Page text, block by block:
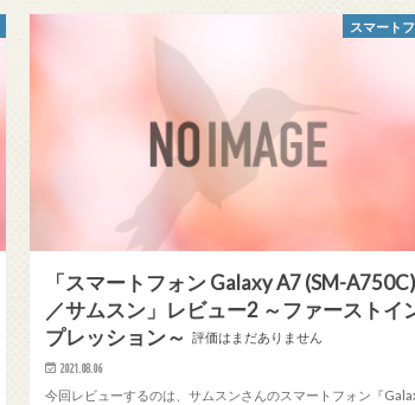
スマート
「スマートフォン Galaxy A7 (SM-A750C)
／サムスン」レビュー2 ～ファーストイ
プレッション～
評価はまだありません
2021.08.06
今回レビューするのは、サムスンさんのスマートフォン『